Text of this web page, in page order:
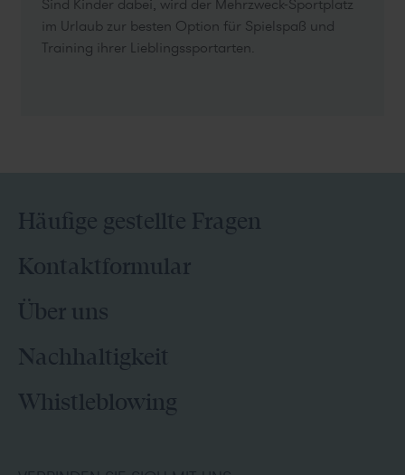
Sind Kinder dabei, wird der Mehrzweck-Sportplatz
im Urlaub zur besten Option für Spielspaß und
Training ihrer Lieblingssportarten.
Häufige gestellte Fragen
Kontaktformular
Über uns
Nachhaltigkeit
Whistleblowing